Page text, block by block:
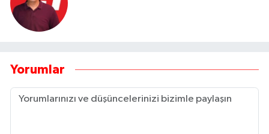
Yorumlar